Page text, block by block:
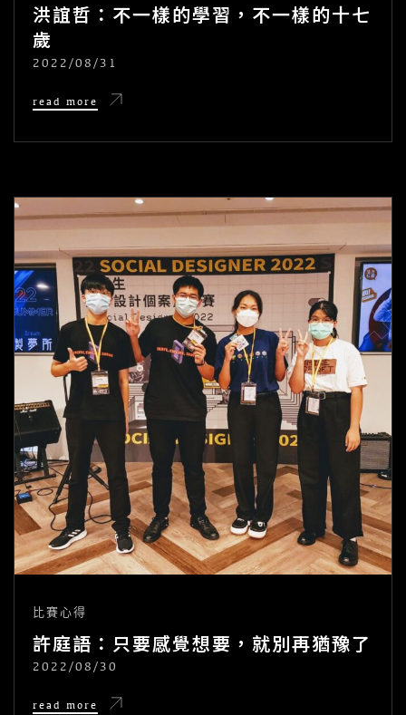
洪誼哲：不一樣的學習，不一樣的十七
歲
POSTED
2022/08/31
read more
誼
不
學
習，
不
樣
的
十
七
歲
比賽心得
許庭語：只要感覺想要，就別再猶豫了
POSTED
2022/08/30
read more